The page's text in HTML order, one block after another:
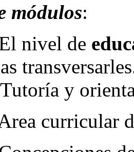
módulos:
nivel de
Tutoría y
curricular